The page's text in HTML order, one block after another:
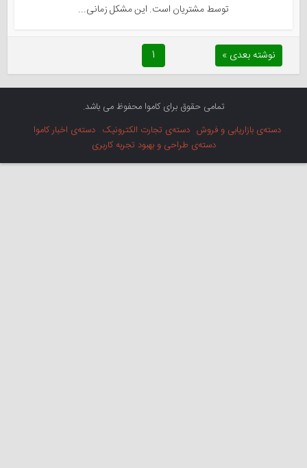
توسط مشتریان است. این مشکل زمانی...
1 نوشته بعدی »
تمامی حقوق برای کاموا محفوظ می باشد.
دسته‌ی بازاریابی و فروش دسته‌ی تجارت الکترونیک دسته‌ی اخبار کاموا
دسته‌ی طراحی و بهبود تجربه کاربری